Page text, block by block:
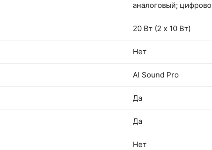
аналоговый;
20 Вт (2 х 10 Вт)
Нет
AI Sound Pro
Да
Да
Нет